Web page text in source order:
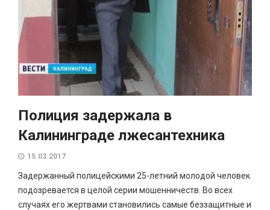
Полиция задержала в
Калининграде лжесантехника
15.03.2017
Задержанный полицейскими 25-летний молодой человек
подозревается в целой серии мошенничеств. Во всех
случаях его жертвами становились самые беззащитные и